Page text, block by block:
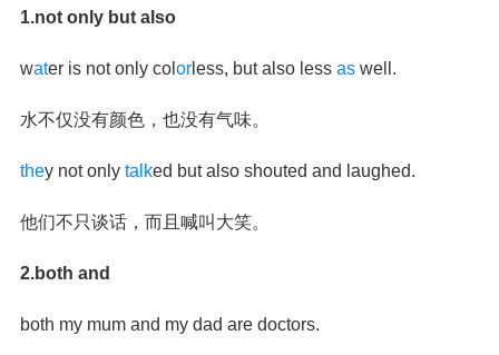
1.not only but also
water is not only col or less, but also less as well.
水不仅没有颜色，也没有气味。
they not only talked but also shouted and laughed.
他们不只谈话，而且喊叫大笑。
2.both and
both my mum and my dad are doctors.